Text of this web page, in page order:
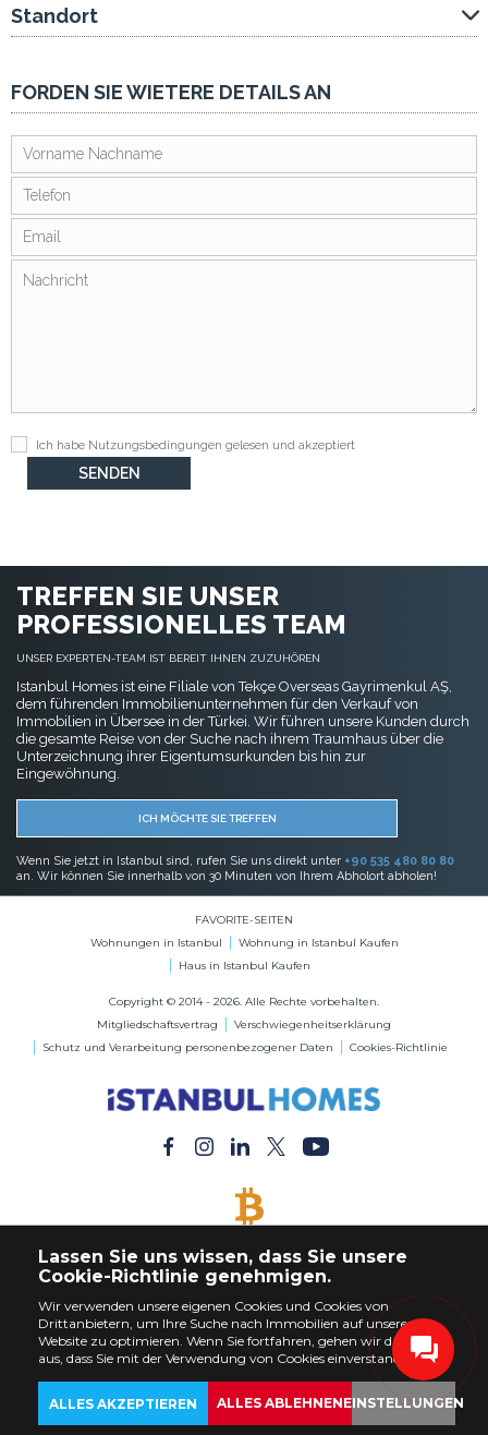
Standort
FORDEN SIE WIETERE DETAILS AN
Ich habe Nutzungsbedingungen gelesen und akzeptiert
ZURÜCK IMMOBILIEN ANPASSEN
TREFFEN SIE UNSER
PROFESSIONELLES TEAM
UNSER EXPERTEN-TEAM IST BEREIT IHNEN ZUZUHÖREN
Istanbul Homes ist eine Filiale von Tekçe Overseas Gayrimenkul AŞ,
dem führenden Immobilienunternehmen für den Verkauf von
Immobilien in Übersee in der Türkei. Wir führen unsere Kunden durch
die gesamte Reise von der Suche nach ihrem Traumhaus über die
Unterzeichnung ihrer Eigentumsurkunden bis hin zur
Eingewöhnung.
ICH MÖCHTE SIE TREFFEN
Wenn Sie jetzt in Istanbul sind, rufen Sie uns direkt unter +90 535 480 80 80
an. Wir können Sie innerhalb von 30 Minuten von Ihrem Abholort abholen!
FAVORITE-SEITEN
Wohnungen in Istanbul
Wohnung in Istanbul Kaufen
Haus in Istanbul Kaufen
Copyright © 2014 - 2026. Alle Rechte vorbehalten.
Mitgliedschaftsvertrag
Verschwiegenheitserklärung
Schutz und Verarbeitung personenbezogener Daten
Cookies-Richtlinie
Kaufen Sie jede Immobilie mit Bitcoin-Zahlung
Lassen Sie uns wissen, dass Sie unsere
Cookie-Richtlinie genehmigen.
Wir verwenden unsere eigenen Cookies und Cookies von
Drittanbietern, um Ihre Suche nach Immobilien auf unserer
Website zu optimieren. Wenn Sie fortfahren, gehen wir davon
aus, dass Sie mit der Verwendung von Cookies einverstanden sind.
ALLES AKZEPTIEREN ALLES ABLEHNENEINSTELLUNGEN